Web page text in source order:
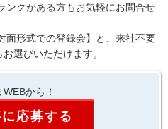
ンクがある方もお気軽にお問合せ
形式での登録会】と、来社不要
選びいただけます。
から！
応募する